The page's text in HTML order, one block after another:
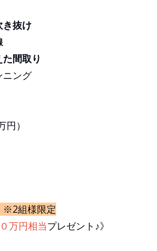
き抜け
間取り
ニング
）
※2組様限定
万円相当プレゼント♪》